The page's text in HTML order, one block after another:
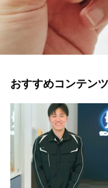
おすすめコンテンツ